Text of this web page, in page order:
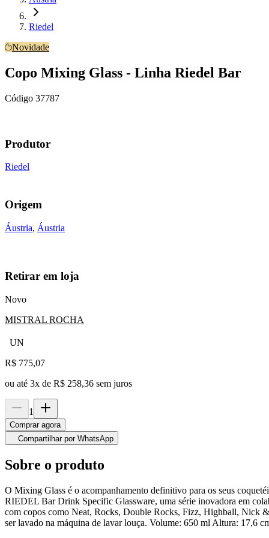
Riedel
Novidade
Copo Mixing Glass - Linha Riedel Bar
Código 37787
Produtor
Riedel
Origem
Áustria, Áustria
Retirar em loja
Novo
MISTRAL ROCHA
UN
R$ 775,07
ou até 3x de R$ 258,36 sem juros
1
Comprar agora
Compartilhar por WhatsApp
Sobre o produto
O Mixing Glass é o acompanhamento definitivo para os seus
RIEDEL Bar Drink Specific Glassware, uma série inovadora em
com copos como Neat, Rocks, Double Rocks, Fizz, Highball, Nick &
ser lavado na máquina de lavar louça. Volume: 650 ml Altura: 17,6